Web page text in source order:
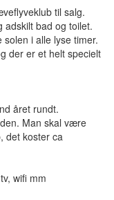
til salg.
adskilt bad og toilet.
i alle lyse timer.
der er et helt specielt
året rundt.
Man skal være
det koster ca
wifi mm